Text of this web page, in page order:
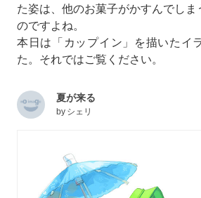
た姿は、他のお菓子がかすんでしま
のですよね。
本日は「カップイン」を描いたイ
た。それではご覧ください。
夏が来る
by シェリ